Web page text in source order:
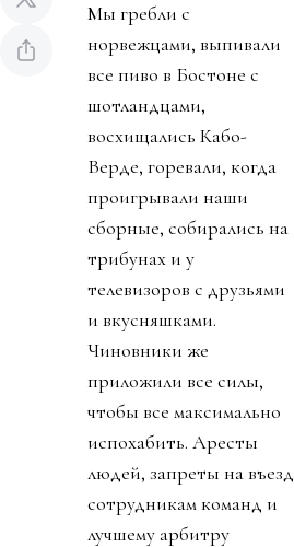
Мы гребли с
норвежцами, выпивали
все пиво в Бостоне с
шотландцами,
восхищались Кабо-
Верде, горевали, когда
проигрывали наши
сборные, собирались на
трибунах и у
телевизоров с друзьями
и вкусняшками.
Чиновники же
приложили все силы,
чтобы все максимально
испохабить. Аресты
людей, запреты на въезд
сотрудникам команд и
лучшему арбитру